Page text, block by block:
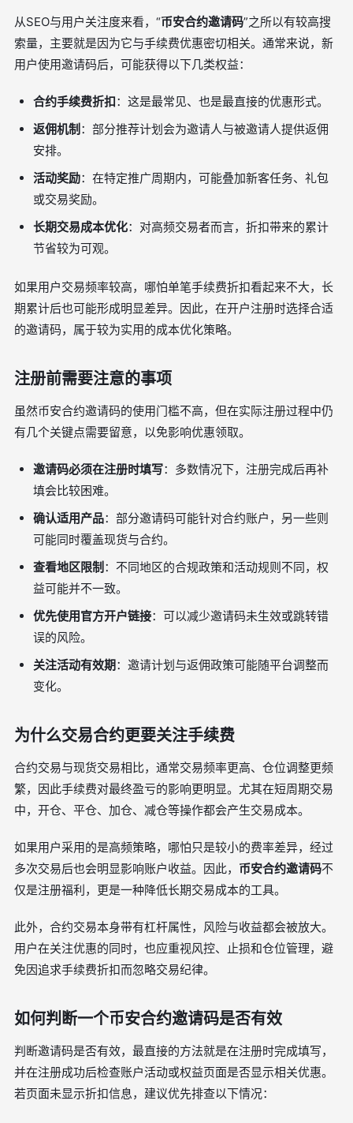
从SEO与用户关注度来看，“币安合约邀请码”之所以有较高搜
索量，主要就是因为它与手续费优惠密切相关。通常来说，新
用户使用邀请码后，可能获得以下几类权益：
合约手续费折扣：这是最常见、也是最直接的优惠形式。
返佣机制 ：部分推荐计划会为邀请人与被邀请人提供返佣
安排。
活动奖励：在特定推广周期内，可能叠加新客任务、礼包
或交易奖励。
长期交易成本优化：对高频交易者而言，折扣带来的累计
节省较为可观。
如果用户交易频率较高，哪怕单笔手续费折扣看起来不大，长
期累计后也可能形成明显差异。因此，在开户注册时选择合适
的邀请码，属于较为实用的成本优化策略。
注册前需要注意的事项
虽然币安合约邀请码的使用门槛不高，但在实际注册过程中仍
有几个关键点需要留意，以免影响优惠领取。
邀请码必须在注册时填写：多数情况下，注册完成后再补
填会比较困难。
确认适用产品：部分邀请码可能针对合约账户，另一些则
可能同时覆盖现货与合约。
查看地区限制 ：不同地区的合规政策和活动规则不同，权
益可能并不一致。
优先使用官方开户链接：可以减少邀请码未生效或跳转错
误的风险。
关注活动有效期：邀请计划与返佣政策可能随平台调整而
变化。
为什么交易合约更要关注手续费
合约交易与现货交易相比，通常交易频率更高、仓位调整更频
繁，因此手续费对最终盈亏的影响更明显。尤其在短周期交易
中，开仓、平仓、加仓、减仓等操作都会产生交易成本。
如果用户采用的是高频策略，哪怕只是较小的费率差异，经过
多次交易后也会明显影响账户收益。因此， 币安合约邀请码不
仅是注册福利，更是一种降低长期交易成本的工具。
此外，合约交易本身带有杠杆属性，风险与收益都会被放大。
用户在关注优惠的同时，也应重视风控、止损和仓位管理，避
免因追求手续费折扣而忽略交易纪律。
如何判断一个币安合约邀请码是否有效
判断邀请码是否有效，最直接的方法就是在注册时完成填写，
并在注册成功后检查账户活动或权益页面是否显示相关优惠。
若页面未显示折扣信息，建议优先排查以下情况：